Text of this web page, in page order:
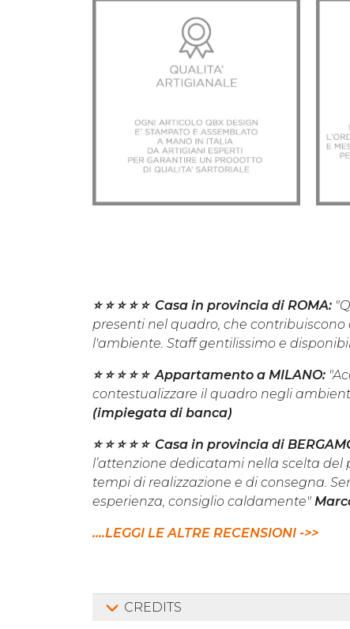
⭐️ ⭐️ ⭐️ ⭐️ ⭐️ Casa in provincia di ROMA:
presenti nel quadro, che
l'ambiente. Staff gentilissimo e
⭐️ ⭐️ ⭐️ ⭐️ ⭐️ Appartamento a MILANO:
contestualizzare il quadro negli
(impiegata di banca)
⭐️ ⭐️ ⭐️ ⭐️ ⭐️ Casa in provincia di
l’attenzione dedicatami nella scelta
tempi di realizzazione e di consegna.
esperienza, consiglio caldamente"
....LEGGI LE ALTRE RECENSIONI ->>
CREDITS